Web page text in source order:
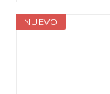
NUEVO